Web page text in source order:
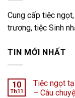
Cung cấp tiệc
trương, tiệc Sinh
TIN MỚI NHẤT
10
Th11
Tiệc ngọt
– Câu